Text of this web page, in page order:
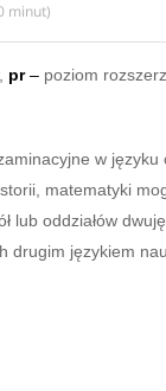
minut)
pr– poziom
w języku
matematyki
lub oddziałów
drugim językiem